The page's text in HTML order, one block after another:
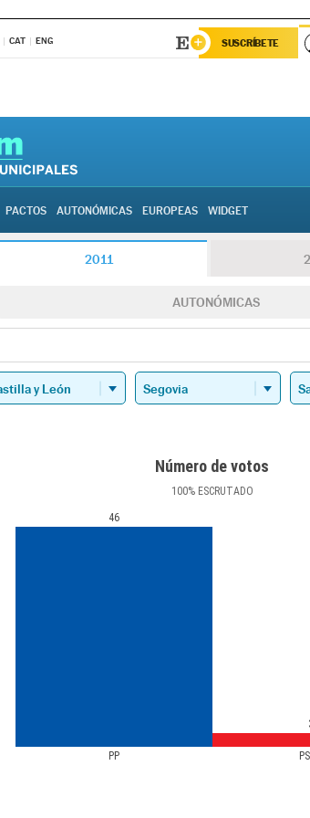
CAT ENG SUSCRÍBETE
PACTOS AUTONÓMICAS EUROPEAS WIDGET
2011
AUTONÓMICAS
Número de votos
100%ESCRUTADO
PP
46